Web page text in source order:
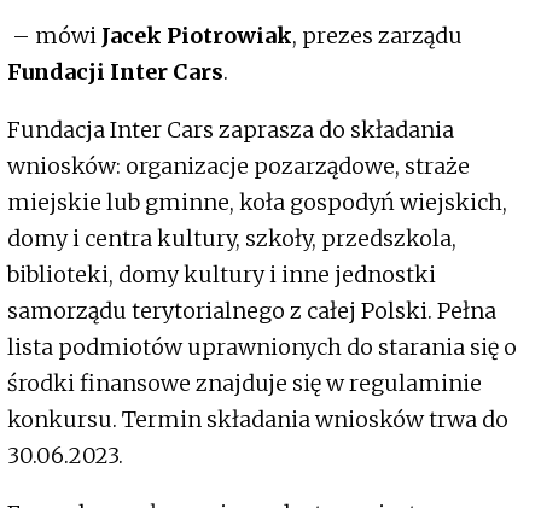
– mówi Jacek Piotrowiak, prezes zarządu
Fundacji Inter Cars.
Fundacja Inter Cars zaprasza do składania
wniosków: organizacje pozarządowe, straże
miejskie lub gminne, koła gospodyń wiejskich,
domy i centra kultury, szkoły, przedszkola,
biblioteki, domy kultury i inne jednostki
samorządu terytorialnego z całej Polski. Pełna
lista podmiotów uprawnionych do starania się o
środki finansowe znajduje się w regulaminie
konkursu. Termin składania wniosków trwa do
30.06.2023.